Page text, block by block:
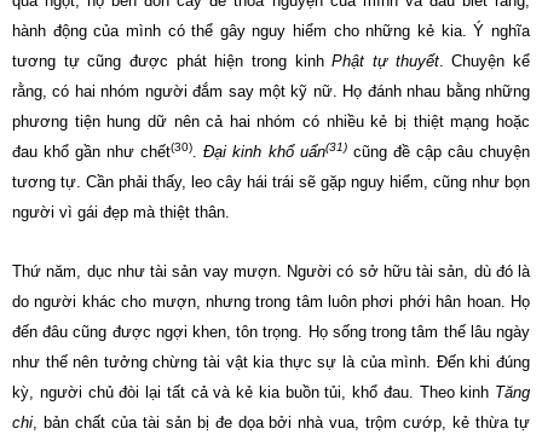
hành động của mình có thể gây nguy hiểm cho những kẻ kia. Ý nghĩa
tương tự cũng được phát hiện trong kinhPhật tự thuyết. Chuyện kể
rằng, có hai nhóm người đắm say một kỹ nữ. Họ đánh nhau bằng những
phương tiện hung dữ nên cả hai nhóm có nhiều kẻ bị thiệt mạng hoặc
đau khổ gần như chết(30).Đại kinh khổ uẩn(31)cũng đề cập câu chuyện
tương tự. Cần phải thấy, leo cây hái trái sẽ gặp nguy hiểm, cũng như bọn
người vì gái đẹp mà thiệt thân.
Thứ năm, dục như tài sản vay mượn. Người có sở hữu tài sản, dù đó là
do người khác cho mượn, nhưng trong tâm luôn phơi phới hân hoan. Họ
đến đâu cũng được ngợi khen, tôn trọng. Họ sống trong tâm thế lâu ngày
như thế nên tưởng chừng tài vật kia thực sự là của mình. Đến khi đúng
kỳ, người chủ đòi lại tất cả và kẻ kia buồn tủi, khổ đau. Theo kinh Tăng
chi, bản chất của tài sản bị đe dọa bởi nhà vua, trộm cướp, kẻ thừa tự